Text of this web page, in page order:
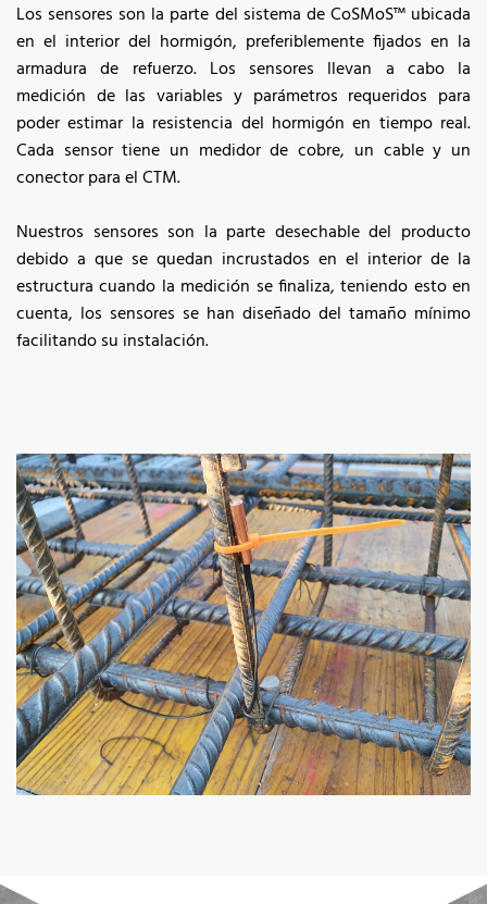
Los sensores son la parte del sistema de CoSMoS™ ubicada
en el interior del hormigón, preferiblemente fijados en la
armadura de refuerzo. Los sensores llevan a cabo la
medición de las variables y parámetros requeridos para
poder estimar la resistencia del hormigón en tiempo real.
Cada sensor tiene un medidor de cobre, un cable y un
conector para el CTM.
Nuestros sensores son la parte desechable del producto
debido a que se quedan incrustados en el interior de la
estructura cuando la medición se finaliza, teniendo esto en
cuenta, los sensores se han diseñado del tamaño mínimo
facilitando su instalación.